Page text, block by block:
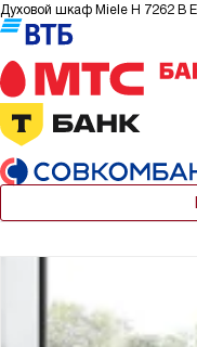
Духовой шкаф Miele H 7262 B